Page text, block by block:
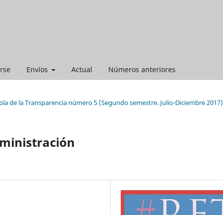
Envíos Actual Números anteriores
de la Transparencia número 5 (Segundo semestre. Julio-Diciembre 2017)